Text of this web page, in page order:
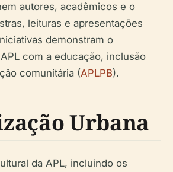
autores, acadêmicos e o
leituras e apresentações
demonstram o
com a educação, inclusão
comunitária (APLPB).
Urbana
da APL, incluindo os